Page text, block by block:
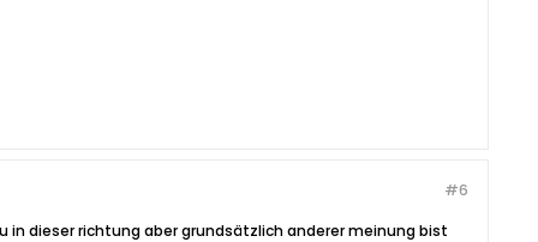
#6
dieser richtung aber grundsätzlich anderer meinung bist